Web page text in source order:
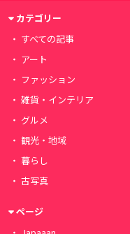
カテゴリー
すべての記事
アート
ファッション
雑貨・インテリア
グルメ
観光・地域
暮らし
古写真
ページ